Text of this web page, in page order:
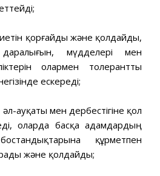
қорғайды және қолдайды,
мүдделері мен
олармен толерантты
ескереді;
ауқаты мен дербестігіне қол
оларда басқа адамдардың
құрметпен
және қолдайды;